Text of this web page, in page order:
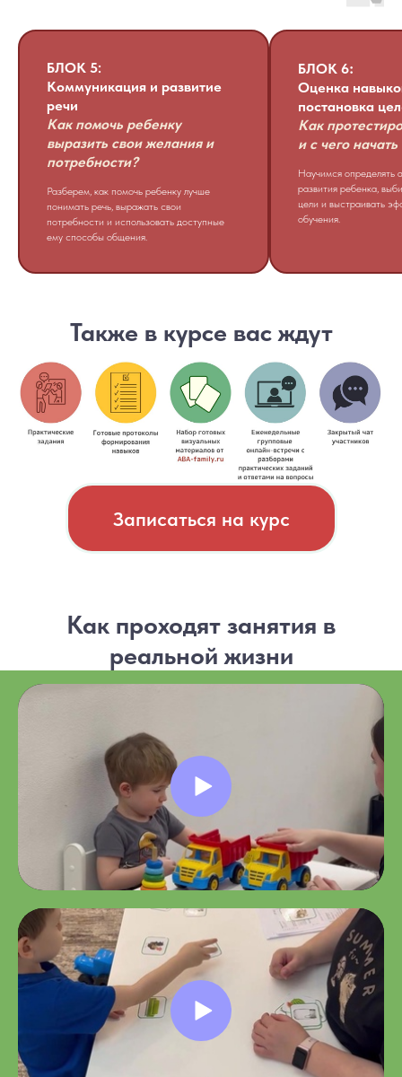
БЛОК 5:
Коммуникация и развитие
речи
Как помочь ребенку
выразить свои желания и
потребности?
Разберем, как помочь ребенку лучше
понимать речь, выражать свои
потребности и использовать доступные
ему способы общения.
БЛОК 6:
Оценка
постановка
Как
и с чего
Научимся определять
развития ребенка,
цели и выстраивать
обучения.
Также в курсе вас ждут
Записаться на курс
Как проходят занятия в
реальной жизни